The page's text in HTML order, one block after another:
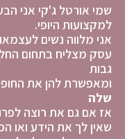
שמי אורטל ג'קי אני
למקצועות היופי.
אני מלווה נשים
עסק מצליח בתחום
גבות
ומאפשרת להן את
שלה
אז אם גם את רוצה
שאין לך את הידע ואו